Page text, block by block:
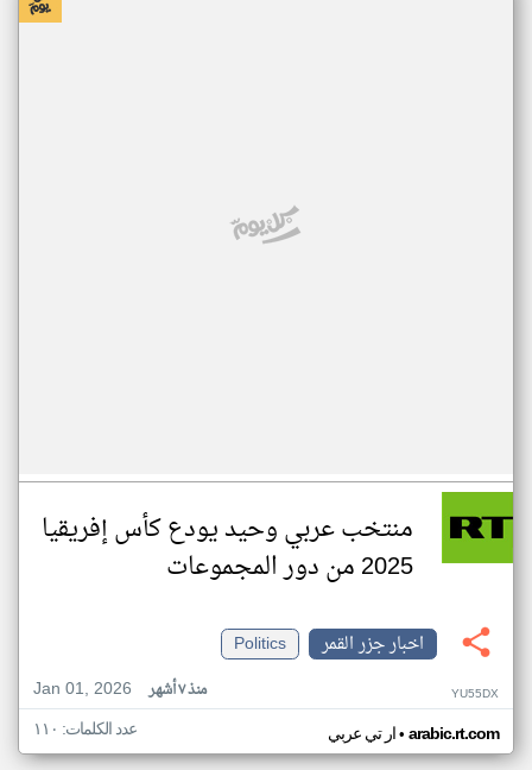
منتخب عربي وحيد يودع كأس إفريقيا
2025 من دور المجموعات
اخبار جزر القمر
Politics
Jan 01, 2026
منذ ٧ أشهر YU55DX
ار تي عربي• arabic.rt.com عدد الكلمات: ١١٠